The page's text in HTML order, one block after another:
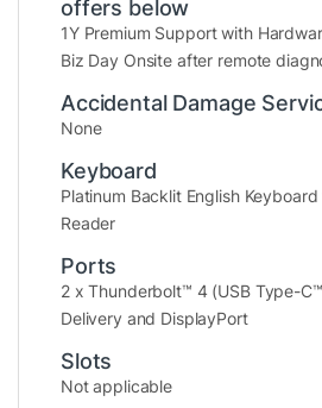
sắc chính xác, phù hợp
đồ họa lẫn giải trí cao
thao tác trực quan,
hay điều khiển ứng dụng
Độ sáng cao cùng khả
trong môi trường ánh
dễ dàng hơn.
Màn hình QHD+ của Dell
phục vụ công việc văn phòng
offers below
1Y Premium Support with
Biz Day Onsite after remote
Accidental Damage
None
Keyboard
Platinum Backlit English
Reader
Ports
2 x Thunderbolt™ 4 (USB Type-
Delivery and DisplayPort
Slots
Not applicable